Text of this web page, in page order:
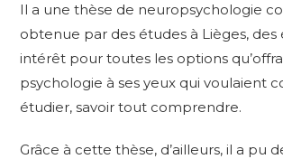
Il a une thèse de neuropsychologie
obtenue par des études à Lièges, des
intérêt pour toutes les options
psychologie à ses yeux qui voulaient
étudier, savoir tout comprendre.
Grâce à cette thèse, d’ailleurs, il a pu